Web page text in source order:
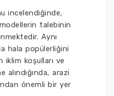
incelendiğinde,
talebinin
Aynı
hala popülerliğini
iklim koşulları ve
alındığında, arazi
önemli bir yer